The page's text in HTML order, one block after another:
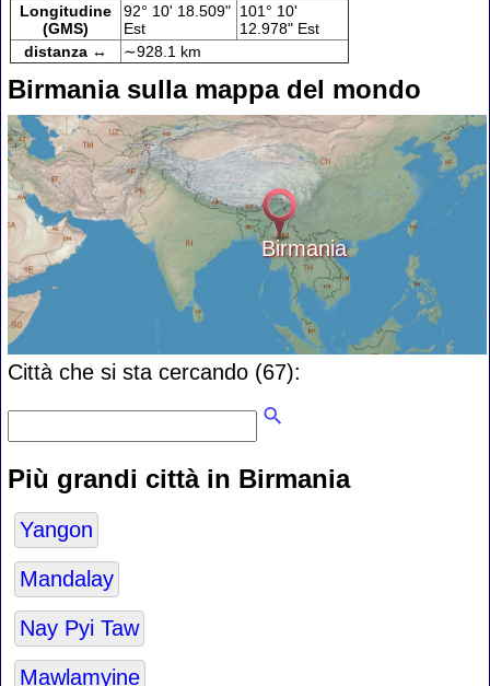
Longitudine
(GMS)
92° 10' 18.509"
Est
101° 10'
12.978" Est
distanza ↔
∼928.1 km
Birmania sulla mappa del mondo
Birmania
Città che si sta cercando (67):
Più grandi città in Birmania
Yangon
Mandalay
Nay Pyi Taw
Mawlamyine